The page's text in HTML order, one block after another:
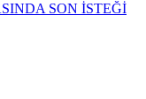
SON İSTEĞİ